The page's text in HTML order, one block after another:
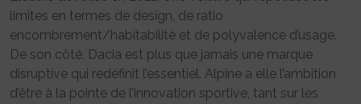
limites en termes de design, de ratio
encombrement/habitabilité et de polyvalence d’usage.
De son côté, Dacia est plus que jamais une marque
disruptive qui redéfinit l’essentiel. Alpine a elle l’ambition
d’être à la pointe de l’innovation sportive, tant sur les